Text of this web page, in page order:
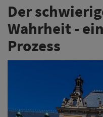
Der
Wahrheit -
Prozess